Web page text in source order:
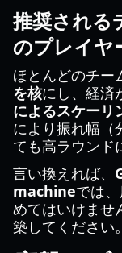
推奨される
のプレイヤ
ほとんどのチー
を核にし、経済
によるスケーリ
により振れ幅（
ても高ラウンド
言い換えれば、
machineでは
めてはいけませ
築してください。